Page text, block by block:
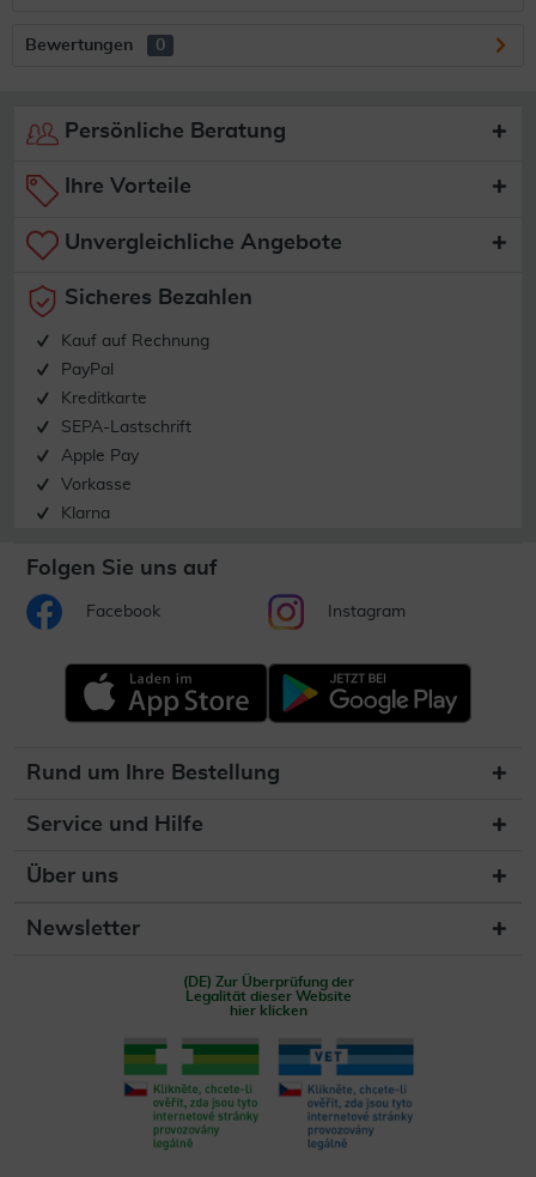
Bewertungen 0
Persönliche Beratung
Ihre Vorteile
Unvergleichliche Angebote
Sicheres Bezahlen
Kauf auf Rechnung
PayPal
Kreditkarte
SEPA-Lastschrift
Apple Pay
Vorkasse
Klarna
Folgen Sie uns auf
Facebook Instagram
Rund um Ihre Bestellung
Service und Hilfe
Über uns
Newsletter
(DE) Zur Überprüfung der
Legalität dieser Website
hier klicken